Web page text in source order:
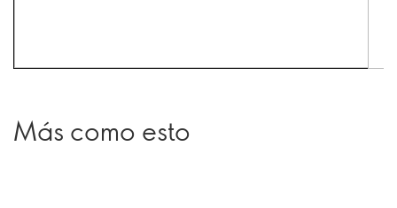
Más como esto